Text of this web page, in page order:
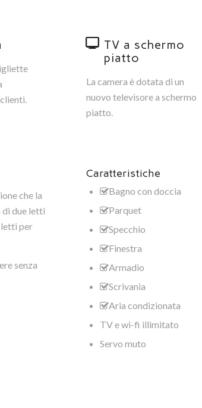
TV a schermo
piatto
La camera è dotata di un
nuovo televisore a schermo
piatto.
che la
di due letti
letti per
senza
Caratteristiche
Bagno con doccia
Parquet
Specchio
Finestra
Armadio
Scrivania
Aria condizionata
TV e wi-fi illimitato
Servo muto